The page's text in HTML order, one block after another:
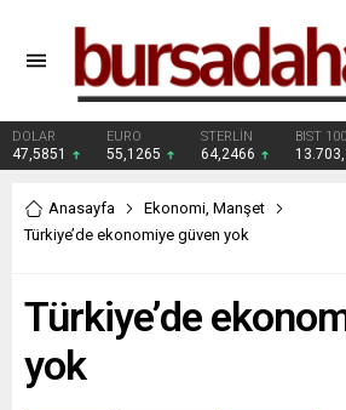
DOLAR
47,5851
EURO
55,1265
STERLİN
64,2466
BIST 100
Anasayfa Ekonomi, Manşet
Türkiye’de ekonomiye güven yok
Türkiye’de
yok